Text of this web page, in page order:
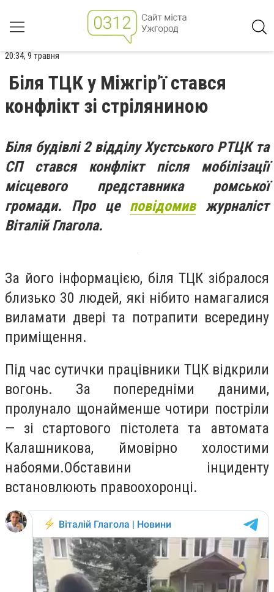
20:34, 9 травня
Біля ТЦК у Міжгір’ї стався
конфлікт зі стріляниною
Біля будівлі 2 відділу Хустського РТЦК та
СП стався конфлікт після мобілізації
місцевого представника ромської
громади. Про це повідомивжурналіст
Віталій Глагола.
За його інформацією, біля ТЦК зібралося
близько 30 людей, які нібито намагалися
виламати двері та потрапити всередину
приміщення.
Під час сутички працівники ТЦК відкрили
вогонь. За попередніми даними,
пролунало щонайменше чотири постріли
— зі стартового пістолета та автомата
Калашникова, ймовірно холостими
набоями.Обставини інциденту
встановлюють правоохоронці.